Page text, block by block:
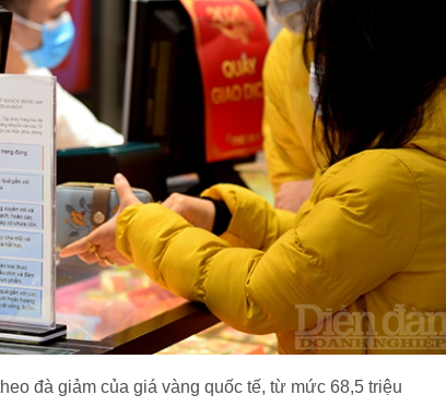
đà giảm của giá vàng quốc tế, từ mức 68,5 triệu